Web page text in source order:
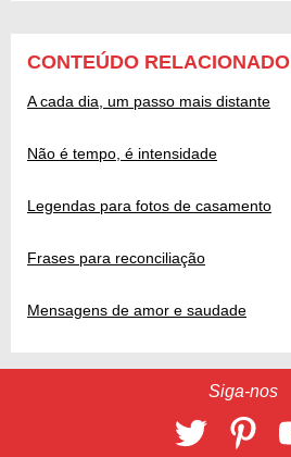
CONTEÚDO RELACIONADO
A cada dia, um passo mais distante
Não é tempo, é intensidade
Legendas para fotos de casamento
Frases para reconciliação
Mensagens de amor e saudade
Siga-nos